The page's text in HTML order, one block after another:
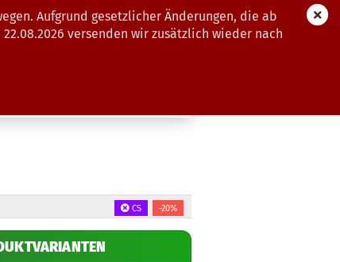
Aufgrund gesetzlicher Änderungen, die ab
versenden wir zusätzlich wieder nach
CS -20%